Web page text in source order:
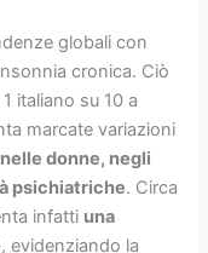
globali con
cronica. Ciò
italiano su 10 a
marcate variazioni
donne, negli
psichiatriche. Circa
infatti una
, evidenziando la